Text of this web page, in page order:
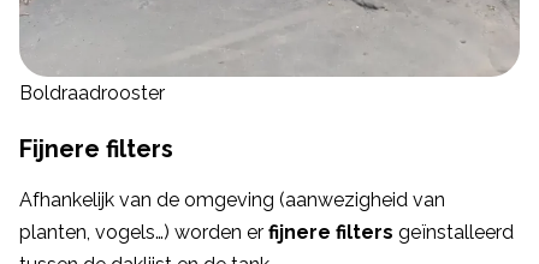
Boldraadrooster
Fijnere filters
Afhankelijk van de omgeving (aanwezigheid van
planten, vogels…) worden er fijnere filters geïnstalleerd